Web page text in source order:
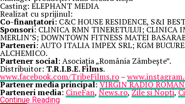
Casting: ELEPHANT MEDIA
Realizat cu sprijinul:
Co-finanțatori: C&C HOUSE RESIDENCE, S&I
Sponsori: CLINICA RMN TINERETULUI; CLINICA
MERLIN’S; DOWNTOWN FITNESS MATEI
Parteneri: AUTO ITALIA IMPEX SRL; KGM
ALCHEMICO.
Partener social: Asociația „România Zâmbește”.
Distribuitor: T.R.I.B.E. Films.
www.facebook.com/TribeFilms.ro–
Partener media principal:VIRGIN RADIO
Parteneri media: CineFan, News.ro,Zile și Nopți,
Continue Reading